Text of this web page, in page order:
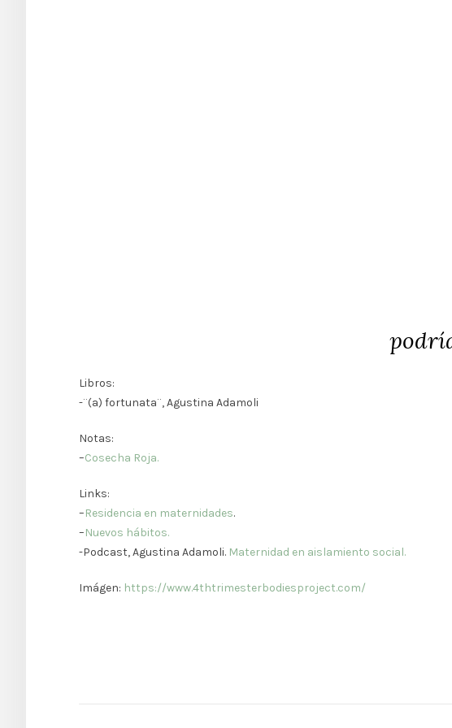
Libros:
-¨(a) fortunata¨, Agustina Adamoli
Notas:
–Cosecha Roja.
Links:
–Residencia en maternidades.
–Nuevos hábitos.
-Podcast, Agustina Adamoli. Maternidad en aislamiento social.
Imágen: https://www.4thtrimesterbodiesproject.com/